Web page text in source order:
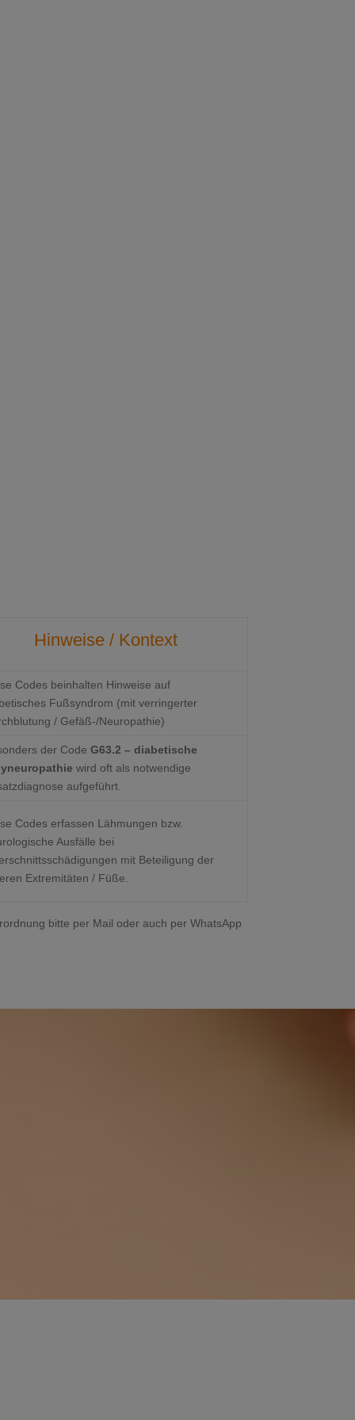
Hinweise / Kontext
Codes beinhalten Hinweise auf
Fußsyndrom (mit verringerter
/ Gefäß-/Neuropathie)
der CodeG63.2 – diabetische
wird oft als notwendige
aufgeführt.
Codes erfassen Lähmungen bzw.
Ausfälle bei
mit Beteiligung der
Extremitäten / Füße.
bitte per Mail oder auch per WhatsApp